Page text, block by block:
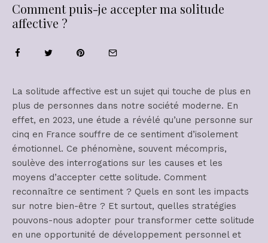
Comment puis-je accepter ma solitude
affective ?
La solitude affective est un sujet qui touche de plus en
plus de personnes dans notre société moderne. En
effet, en 2023, une étude a révélé qu’une personne sur
cinq en France souffre de ce sentiment d’isolement
émotionnel. Ce phénomène, souvent mécompris,
soulève des interrogations sur les causes et les
moyens d’accepter cette solitude. Comment
reconnaître ce sentiment ? Quels en sont les impacts
sur notre bien-être ? Et surtout, quelles stratégies
pouvons-nous adopter pour transformer cette solitude
en une opportunité de développement personnel et